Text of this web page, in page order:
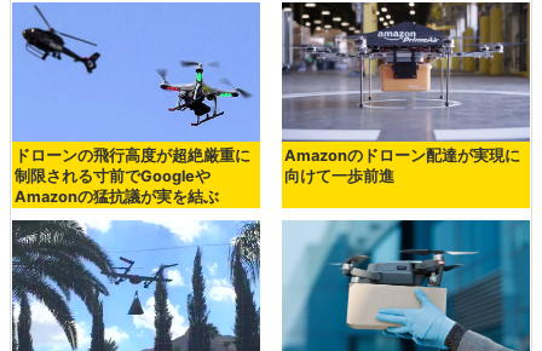
ドローンの飛行高度が超絶厳重に
制限される寸前でGoogleや
Amazonの猛抗議が実を結ぶ
Amazonのドローン配達が実現に
向けて一歩前進